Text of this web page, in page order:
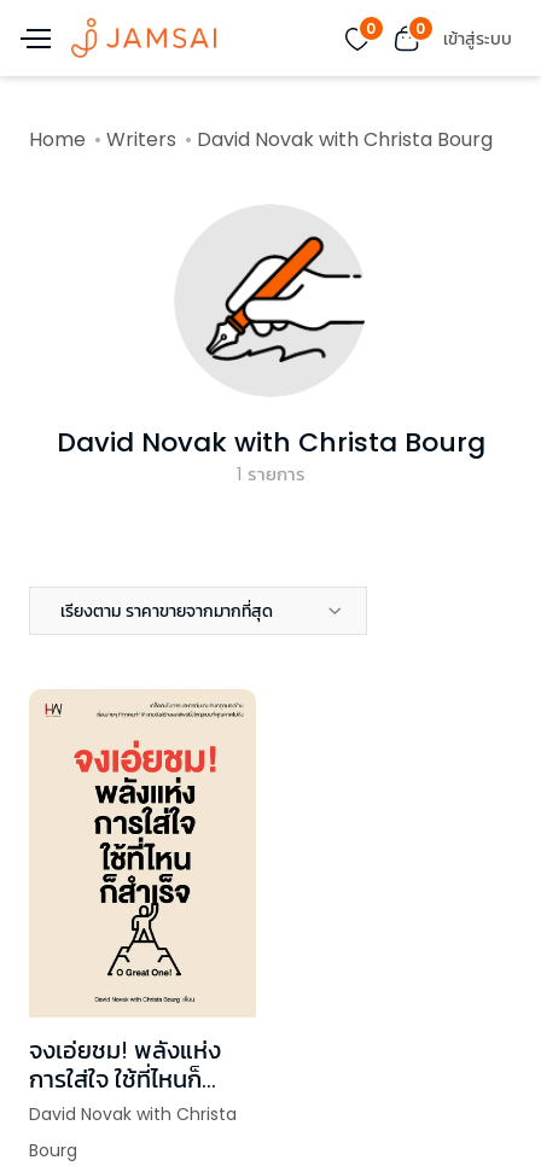
0 0 เข้าสู่ระบบ
Home Writers David Novak with Christa Bourg
David Novak with Christa Bourg
1 รายการ
เรียงตาม ราคาขายจากมากที่สุด
จงเอ่ยชม! พลังแห่ง
การใส่ใจ ใช้ที่ไหนก็
สำเร็จ
David Novak with Christa
Bourg